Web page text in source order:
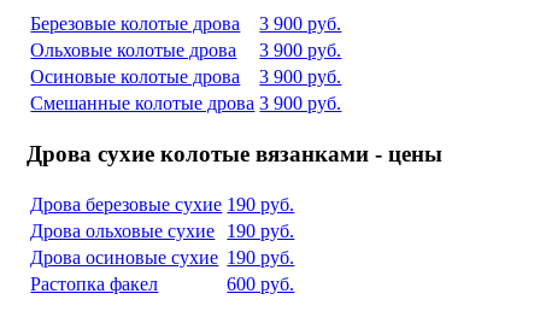
Березовые колотые дрова
3 900 руб.
Ольховые колотые дрова
3 900 руб.
Осиновые колотые дрова
3 900 руб.
Смешанные колотые дрова 3 900 руб.
Дрова сухие колотые вязанками - цены
Дрова березовые сухие 190 руб.
Дрова ольховые сухие
190 руб.
Дрова осиновые сухие 190 руб.
Растопка факел
600 руб.